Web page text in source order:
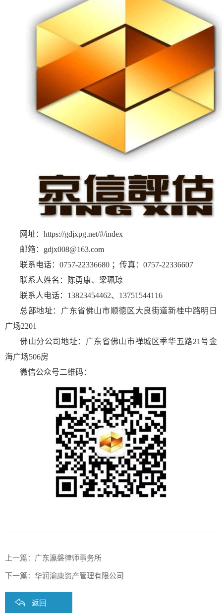
网址：https://gdjxpg.net/#/index
邮箱：gdjx008@163.com
联系电话：0757-22336680 ；传真：0757-22336607
联系人姓名：陈勇康、梁珮琼
联系人电话：13823454462、13751544116
总部地址：广东省佛山市顺德区大良街道新桂中路明日
广场2201
佛山分公司地址：广东省佛山市禅城区季华五路21号金
海广场506房
微信公众号二维码：
上一篇： 广东瀛磐律师事务所
下一篇： 华润渝康资产管理有限公司
返回